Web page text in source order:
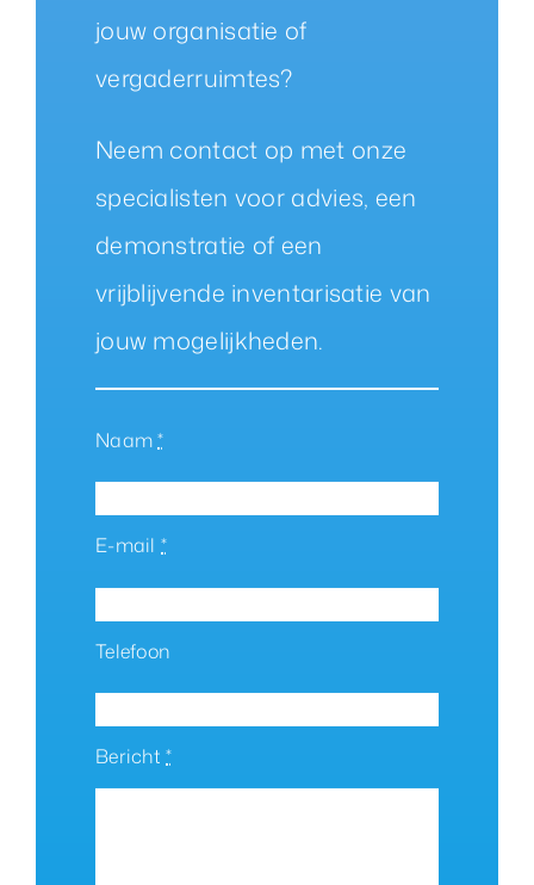
jouw organisatie of
vergaderruimtes?
Neem contact op met onze
specialisten voor advies, een
demonstratie of een
vrijblijvende inventarisatie van
jouw mogelijkheden.
Naam*
E-mail*
Telefoon
Bericht*